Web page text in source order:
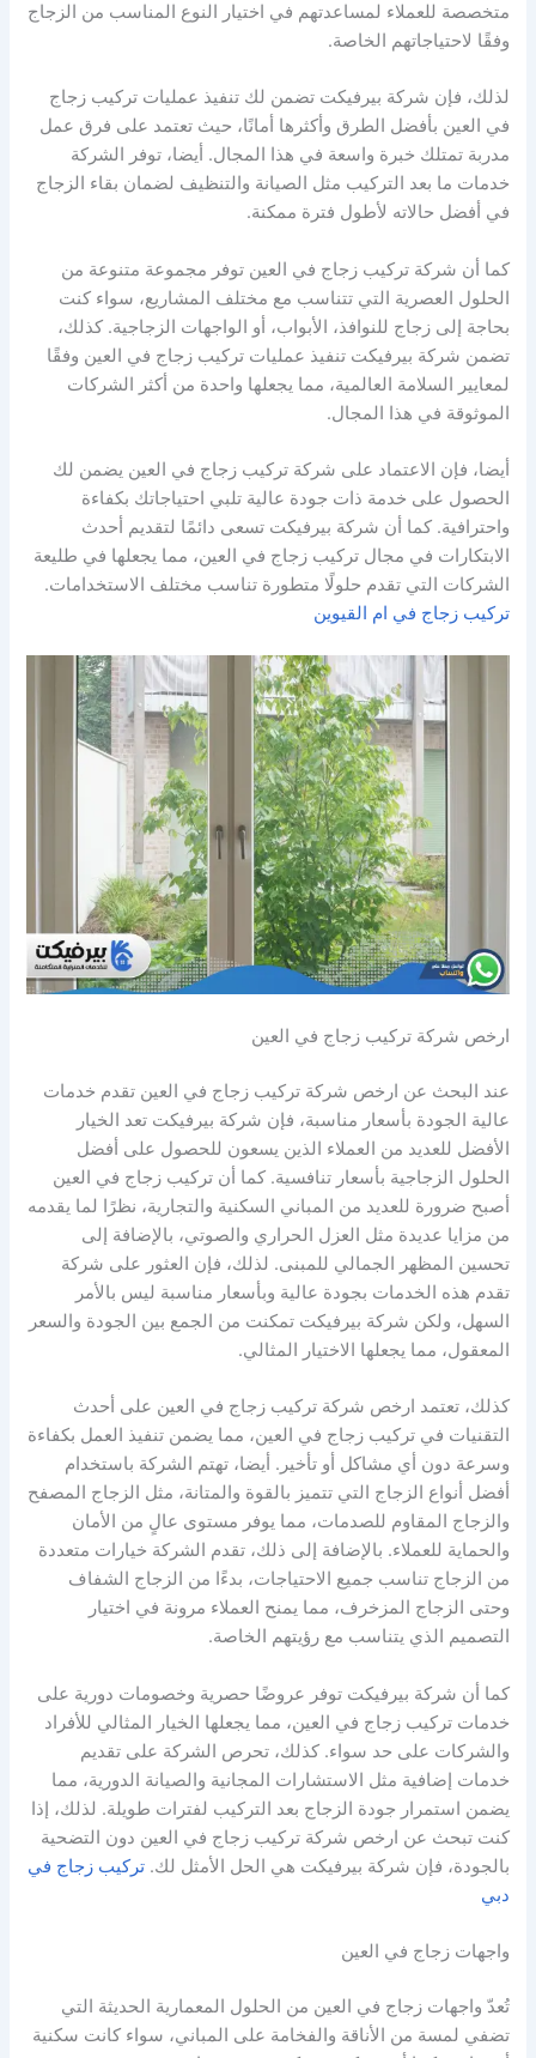
متخصصة للعملاء لمساعدتهم في اختيار النوع المناسب من الزجاج
وفقًا لاحتياجاتهم الخاصة.
لذلك، فإن شركة بيرفيكت تضمن لك تنفيذ عمليات تركيب زجاج
في العين بأفضل الطرق وأكثرها أمانًا، حيث تعتمد على فرق عمل
مدربة تمتلك خبرة واسعة في هذا المجال. أيضا، توفر الشركة
خدمات ما بعد التركيب مثل الصيانة والتنظيف لضمان بقاء الزجاج
في أفضل حالاته لأطول فترة ممكنة.
كما أن شركة تركيب زجاج في العين توفر مجموعة متنوعة من
الحلول العصرية التي تتناسب مع مختلف المشاريع، سواء كنت
بحاجة إلى زجاج للنوافذ، الأبواب، أو الواجهات الزجاجية. كذلك،
تضمن شركة بيرفيكت تنفيذ عمليات تركيب زجاج في العين وفقًا
لمعايير السلامة العالمية، مما يجعلها واحدة من أكثر الشركات
الموثوقة في هذا المجال.
أيضا، فإن الاعتماد على شركة تركيب زجاج في العين يضمن لك
الحصول على خدمة ذات جودة عالية تلبي احتياجاتك بكفاءة
واحترافية. كما أن شركة بيرفيكت تسعى دائمًا لتقديم أحدث
الابتكارات في مجال تركيب زجاج في العين، مما يجعلها في طليعة
الشركات التي تقدم حلولًا متطورة تناسب مختلف الاستخدامات.
تركيب زجاج في ام القيوين
ارخص شركة تركيب زجاج في العين
عند البحث عن ارخص شركة تركيب زجاج في العين تقدم خدمات
عالية الجودة بأسعار مناسبة، فإن شركة بيرفيكت تعد الخيار
الأفضل للعديد من العملاء الذين يسعون للحصول على أفضل
الحلول الزجاجية بأسعار تنافسية. كما أن تركيب زجاج في العين
أصبح ضرورة للعديد من المباني السكنية والتجارية، نظرًا لما يقدمه
من مزايا عديدة مثل العزل الحراري والصوتي، بالإضافة إلى
تحسين المظهر الجمالي للمبنى. لذلك، فإن العثور على شركة
تقدم هذه الخدمات بجودة عالية وبأسعار مناسبة ليس بالأمر
السهل، ولكن شركة بيرفيكت تمكنت من الجمع بين الجودة والسعر
المعقول، مما يجعلها الاختيار المثالي.
كذلك، تعتمد ارخص شركة تركيب زجاج في العين على أحدث
التقنيات في تركيب زجاج في العين، مما يضمن تنفيذ العمل بكفاءة
وسرعة دون أي مشاكل أو تأخير. أيضا، تهتم الشركة باستخدام
أفضل أنواع الزجاج التي تتميز بالقوة والمتانة، مثل الزجاج المصفح
والزجاج المقاوم للصدمات، مما يوفر مستوى عالٍ من الأمان
والحماية للعملاء. بالإضافة إلى ذلك، تقدم الشركة خيارات متعددة
من الزجاج تناسب جميع الاحتياجات، بدءًا من الزجاج الشفاف
وحتى الزجاج المزخرف، مما يمنح العملاء مرونة في اختيار
التصميم الذي يتناسب مع رؤيتهم الخاصة.
كما أن شركة بيرفيكت توفر عروضًا حصرية وخصومات دورية على
خدمات تركيب زجاج في العين، مما يجعلها الخيار المثالي للأفراد
والشركات على حد سواء. كذلك، تحرص الشركة على تقديم
خدمات إضافية مثل الاستشارات المجانية والصيانة الدورية، مما
يضمن استمرار جودة الزجاج بعد التركيب لفترات طويلة. لذلك، إذا
كنت تبحث عن ارخص شركة تركيب زجاج في العين دون التضحية
بالجودة، فإن شركة بيرفيكت هي الحل الأمثل لك.تركيب زجاج في
دبي
واجهات زجاج في العين
تُعدّ واجهات زجاج في العين من الحلول المعمارية الحديثة التي
تضفي لمسة من الأناقة والفخامة على المباني، سواء كانت سكنية